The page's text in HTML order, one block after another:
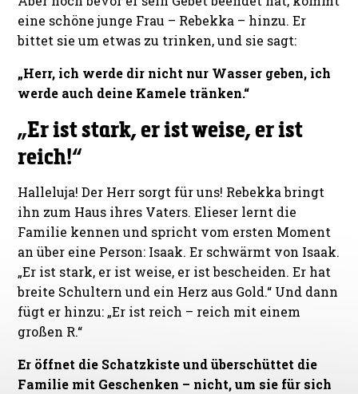
eine schöne junge Frau – Rebekka – hinzu. Er
bittet sie um etwas zu trinken, und sie sagt:
„Herr, ich werde dir nicht nur Wasser geben, ich
werde auch deine Kamele tränken.“
„Er ist stark, er ist weise, er ist
reich!“
Halleluja! Der Herr sorgt für uns! Rebekka bringt
ihn zum Haus ihres Vaters. Elieser lernt die
Familie kennen und spricht vom ersten Moment
an über eine Person: Isaak. Er schwärmt von Isaak.
„Er ist stark, er ist weise, er ist bescheiden. Er hat
breite Schultern und ein Herz aus Gold.“ Und dann
fügt er hinzu: „Er ist reich – reich mit einem
großen R.“
Er öffnet die Schatzkiste und überschüttet die
Familie mit Geschenken – nicht, um sie für sich